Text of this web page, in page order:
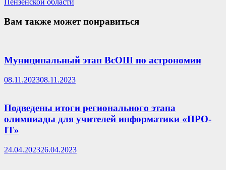
Вам также может понравиться
Муниципальный этап ВсОШ по астрономии
08.11.202308.11.2023
Подведены итоги регионального этапа
олимпиады для учителей информатики «ПРО-
IT»
24.04.202326.04.2023